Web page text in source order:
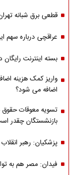
قطعی برق شبانه
عراقچی درباره سهم
بسته اینترنت رایگان
واریز کمک هزینه
اضافه می شود؟
تسویه معوقات حقوق
بازنشستگان چقدر
پزشکیان: رهبر
فیدان: مصر هم به